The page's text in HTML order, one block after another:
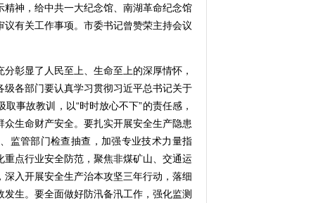
神，给中共一大纪念馆、南湖革命纪念馆
有关工作事项。市委书记曾赞荣主持会议
显了人民至上、生命至上的深厚情怀，
各部门要认真学习贯彻习近平总书记关于
事故教训，以“时时放心不下”的责任感，
生命财产安全。要扎实开展安全生产隐患
监管部门检查抽查，加强专业技术力量指
点行业安全防范，聚焦非煤矿山、交通运
入开展安全生产治本攻坚三年行动，落细
生。要全面做好防汛备汛工作，强化监测